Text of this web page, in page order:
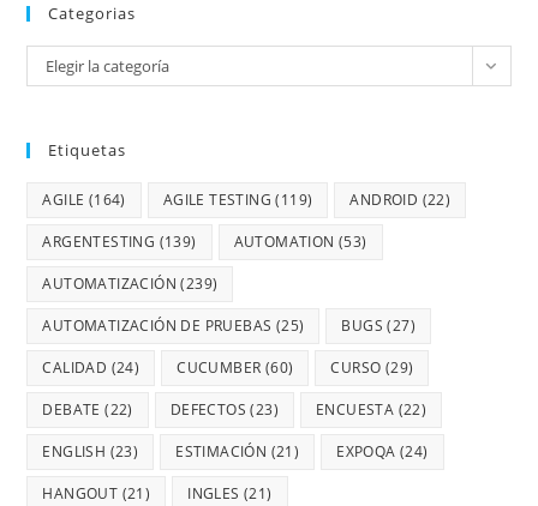
Categorias
Elegir la categoría
Etiquetas
AGILE (164) AGILE TESTING (119) ANDROID (22)
ARGENTESTING (139) AUTOMATION (53)
AUTOMATIZACIÓN (239)
AUTOMATIZACIÓN DE PRUEBAS (25) BUGS (27)
CALIDAD (24) CUCUMBER (60) CURSO (29)
DEBATE (22) DEFECTOS (23) ENCUESTA (22)
ENGLISH (23) ESTIMACIÓN (21) EXPOQA (24)
HANGOUT (21) INGLES (21)